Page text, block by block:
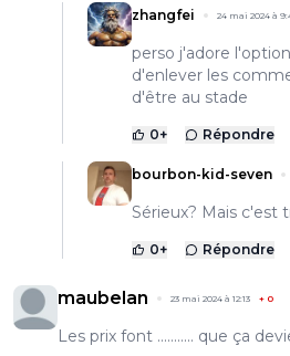
zhangfei 24 mai 2024 à
perso j'adore
d'enlever les
d'être au stade
0+ Répondre
bourbon-kid-seven
Sérieux? Mais c'est
0+ Répondre
maubelan 23 mai 2024 à 12:13 + 0
Les prix font ........... que ça